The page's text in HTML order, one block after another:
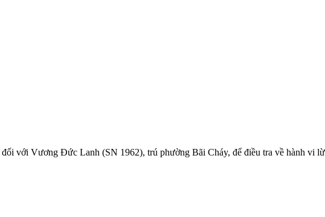
với Vương Đức Lanh (SN 1962), trú phường Bãi Cháy, để điều tra về hành vi